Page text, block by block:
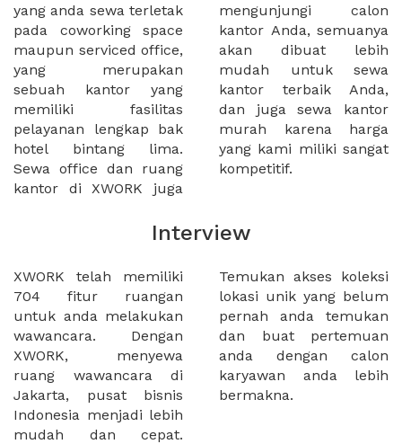
yang anda sewa terletak
pada coworking space
maupun serviced office,
yang merupakan
sebuah kantor yang
memiliki fasilitas
pelayanan lengkap bak
hotel bintang lima.
Sewa office dan ruang
kantor di XWORK juga
mengunjungi calon
kantor Anda, semuanya
akan dibuat lebih
mudah untuk sewa
kantor terbaik Anda,
dan juga sewa kantor
murah karena harga
yang kami miliki sangat
kompetitif.
Interview
XWORK telah memiliki
704 fitur ruangan
untuk anda melakukan
wawancara. Dengan
XWORK, menyewa
ruang wawancara di
Jakarta, pusat bisnis
Indonesia menjadi lebih
mudah dan cepat.
Temukan akses koleksi
lokasi unik yang belum
pernah anda temukan
dan buat pertemuan
anda dengan calon
karyawan anda lebih
bermakna.